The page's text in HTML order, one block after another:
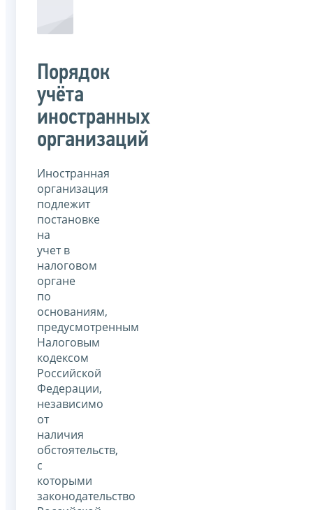
Порядок
учёта
иностранных
организаций
Иностранная
организация
подлежит
постановке
на
учет в
налоговом
органе
по
основаниям,
предусмотренным
Налоговым
кодексом
Российской
Федерации,
независимо
от
наличия
обстоятельств,
с
которыми
законодательство